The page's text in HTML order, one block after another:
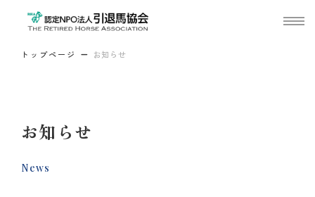
トップページ お知らせ
お知らせ
News